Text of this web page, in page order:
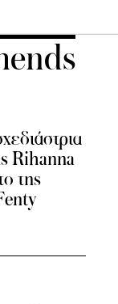
Rihanna
της